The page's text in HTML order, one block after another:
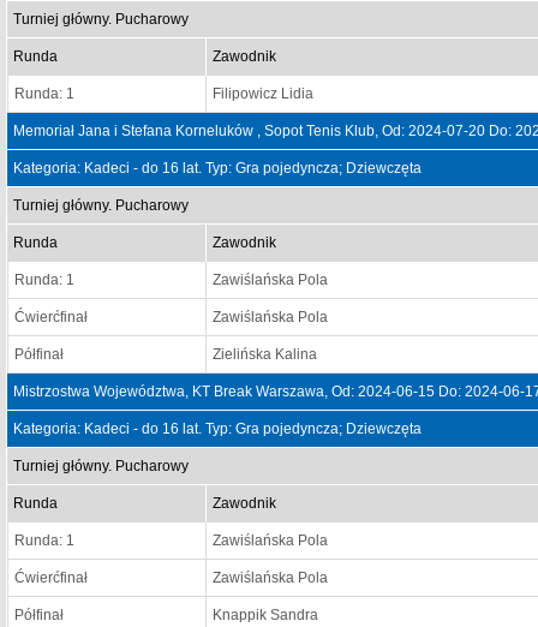
Turniej główny. Pucharowy
Runda Zawodnik
Runda: 1 Filipowicz Lidia
Memoriał Jana i Stefana Korneluków , Sopot Tenis Klub, Od: 2024-07-20 Do:
Kategoria: Kadeci - do 16 lat. Typ: Gra pojedyncza; Dziewczęta
Turniej główny. Pucharowy
Runda Zawodnik
Runda: 1 Zawiślańska Pola
Ćwierćfinał Zawiślańska Pola
Półfinał Zielińska Kalina
Mistrzostwa Województwa, KT Break Warszawa, Od: 2024-06-15 Do: 2024-06-
Kategoria: Kadeci - do 16 lat. Typ: Gra pojedyncza; Dziewczęta
Turniej główny. Pucharowy
Runda Zawodnik
Runda: 1 Zawiślańska Pola
Ćwierćfinał Zawiślańska Pola
Półfinał Knappik Sandra